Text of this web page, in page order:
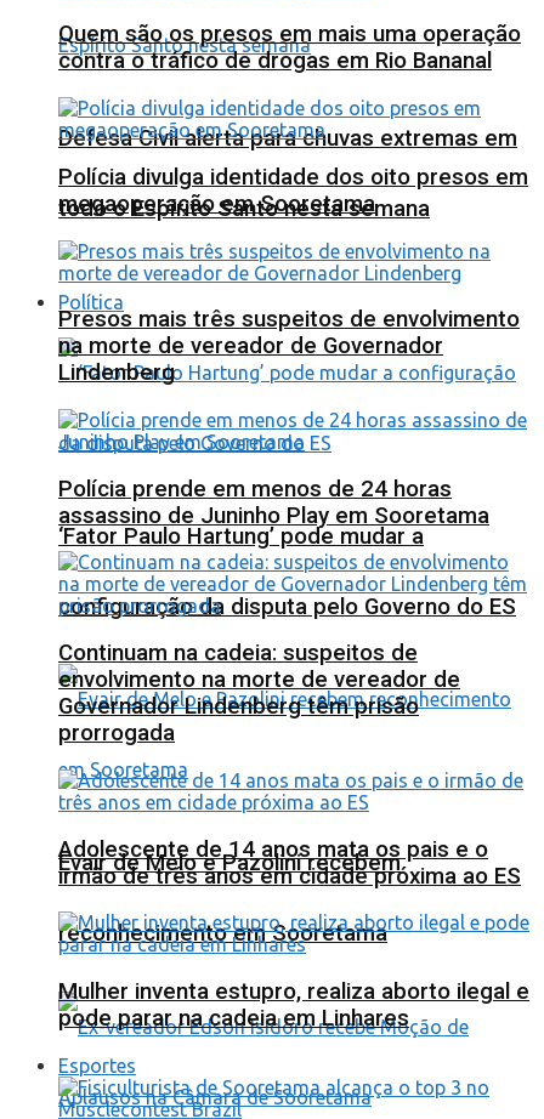
Defesa Civil alerta para chuvas extremas em
todo o Espírito Santo nesta semana
Política
‘Fator Paulo Hartung’ pode mudar a
configuração da disputa pelo Governo do ES
Evair de Melo e Pazolini recebem
reconhecimento em Sooretama
Quem são os presos em mais uma operação
contra o tráfico de drogas em Rio Bananal
Polícia divulga identidade dos oito presos em
megaoperação em Sooretama
Presos mais três suspeitos de envolvimento
na morte de vereador de Governador
Lindenberg
Polícia prende em menos de 24 horas
assassino de Juninho Play em Sooretama
Continuam na cadeia: suspeitos de
envolvimento na morte de vereador de
Governador Lindenberg têm prisão
prorrogada
Adolescente de 14 anos mata os pais e o
irmão de três anos em cidade próxima ao ES
Mulher inventa estupro, realiza aborto ilegal e
pode parar na cadeia em Linhares
Esportes